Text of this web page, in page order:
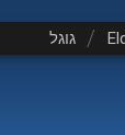
/ גוגל